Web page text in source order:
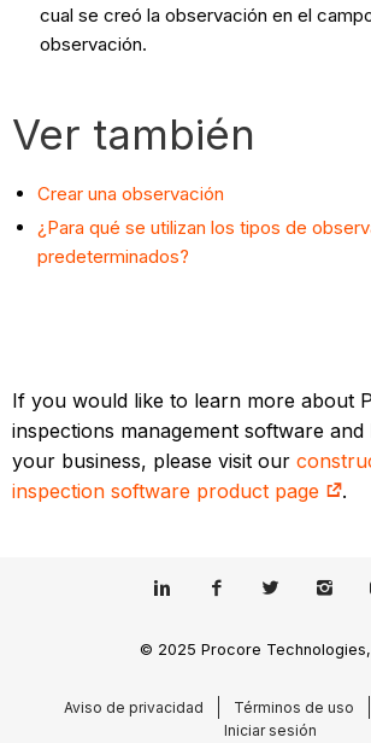
cual se creó la observación en el
observación.
Ver también
Crear una observación
¿Para qué se utilizan los tipos de
predeterminados?
If you would like to learn more about
inspections management software
your business, please visit our
inspection software product page
.
© 2025 Procore Technologies,
Aviso de privacidad Términos de uso
Iniciar sesión